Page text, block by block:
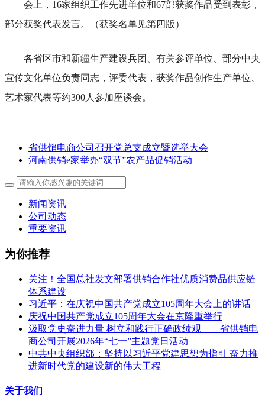
会上，16家组织工作先进单位和67部获奖作品受到表彰，
部分获奖代表发言。（获奖名单见第四版）
各省区市和新疆生产建设兵团、有关参评单位、部分中央
宣传文化单位负责同志，评委代表，获奖作品创作生产单位、
艺术家代表等约300人参加座谈会。
省供销电商公司召开党总支成立暨选举大会
河南供销e家举办“双节”农产品促销活动
新闻资讯
公司动态
重要资讯
为你推荐
关注！全国总社发文部署供销合作社优质消费品供应链
体系建设
习近平：在庆祝中国共产党成立105周年大会上的讲话
庆祝中国共产党成立105周年大会在京隆重举行
汲取党史奋进力量 树立和践行正确政绩观——省供销电
商公司开展2026年“七一”主题党日活动
中共中央组织部：坚持以习近平党建思想为指引 奋力推
进新时代党的建设新的伟大工程
关于我们